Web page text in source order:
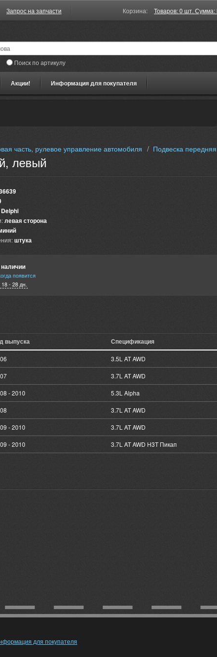
Запрос на запчасти Корзина: Товаров: 0 шт. Сумма:
Поиск по артикулу
Акции! Информация для покупателя
часть, рулевое управление автомобиля / Подвеска передняя
левый
Delphi
левая сторона
штука
появится
- 28 дн.
выпуска Спецификация
3.5L AT AWD
3.7L AT AWD
- 2010 5.3L Alpha
3.7L AT AWD
- 2010 3.7L AT AWD
- 2010 3.7L AT AWD H3T Пикап
для покупателя